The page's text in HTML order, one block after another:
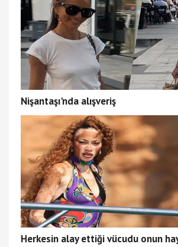
Nişantaşı'nda alışveriş
Herkesin alay ettiği vücudu onun